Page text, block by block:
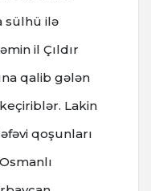
sülhü ilə
il Çıldır
qalib gələn
Lakin
qoşunları